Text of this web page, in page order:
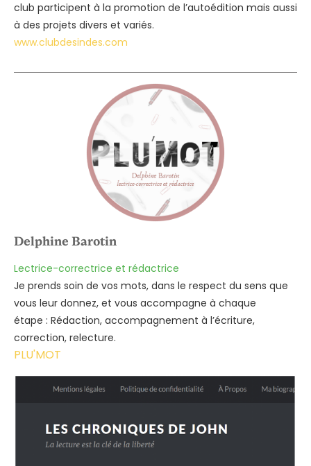
club participent à la promotion de l’autoédition mais aussi
à des projets divers et variés.
www.clubdesindes.com
Delphine Barotin
Lectrice-correctrice et rédactrice
Je prends soin de vos mots, dans le respect du sens que
vous leur donnez, et vous accompagne à chaque
étape : Rédaction, accompagnement à l’écriture,
correction, relecture.
PLU'MOT